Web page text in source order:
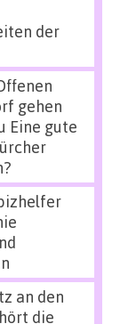
der
gehen
Eine gute
an den
die